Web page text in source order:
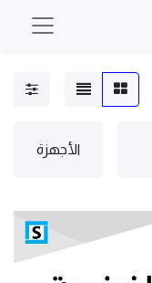
الأجهزة